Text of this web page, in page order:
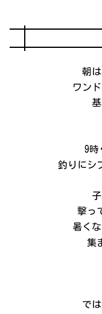
朝
ワン
9時
釣りにシ
撃っ
暑く
集
で